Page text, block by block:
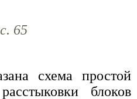
65
схема простой
блоков